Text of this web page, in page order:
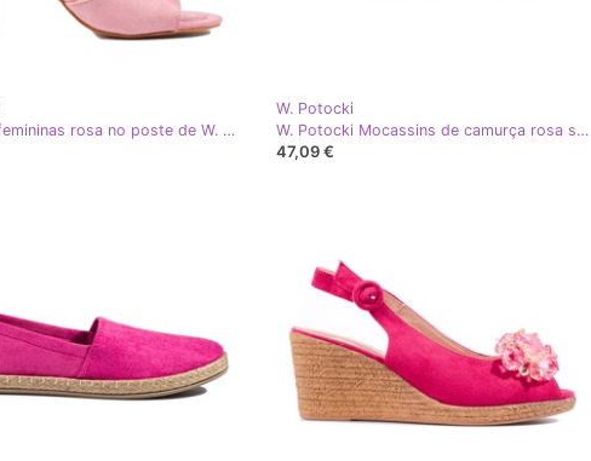
Sandálias femininas rosa no poste de W. Potocki
W. Potocki
W. Potocki Mocassins de camurça rosa sem cadarço com sola grossa da Potocki
47,09 €